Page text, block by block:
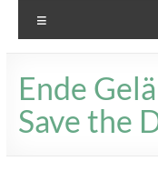
Change!
Ende
Save the